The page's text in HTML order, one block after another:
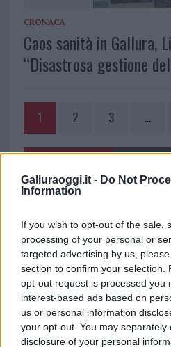
Galluraoggi.it - Do Not
Information
If you wish to opt-out of the sale,
processing of your personal or
targeted advertising by us,
section to confirm your selection.
opt-out request is processed you
interest-based ads based on
us or personal information
your opt-out. You may
disclosure of your personal
CRONACA
Caos sanità in Gallura,
“Disastrosa gestione
1 2 3 …
Delta Center
Meteo Olbia 9
Salmo finisce in